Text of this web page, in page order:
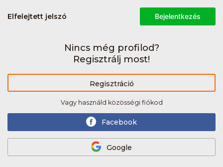
Elfelejtett jelszó Bejelentkezés
Nincs még profilod?
Regisztrálj most!
Regisztráció
Vagy használd közösségi fiókod
Facebook
Google